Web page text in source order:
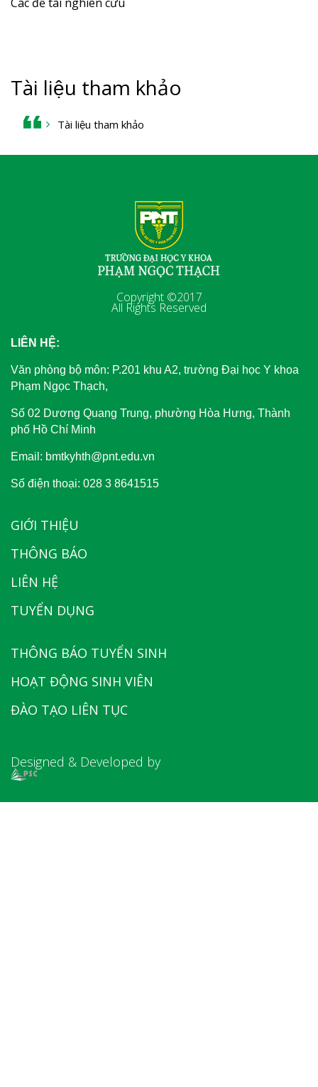
Tài liệu tham khảo
Tài liệu tham khảo
Copyright ©2017
All Rights Reserved
LIÊN HỆ:
Văn phòng bộ môn: P.201 khu A2, trường Đại học Y khoa
Phạm Ngọc Thạch,
Số 02 Dương Quang Trung, phường Hòa Hưng, Thành
phố Hồ Chí Minh
Email: bmtkyhth@pnt.edu.vn
Số điện thoại: 028 3 8641515
GIỚI THIỆU
THÔNG BÁO
LIÊN HỆ
TUYỂN DỤNG
THÔNG BÁO TUYỂN SINH
HOẠT ĐỘNG SINH VIÊN
ĐÀO TẠO LIÊN TỤC
Designed & Developed by